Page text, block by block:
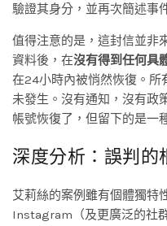
驗證其身分，並再次簡述事
值得注意的是，這封信並非
資料後，在沒有得到任何具
在24小時內被悄然恢復。所
未發生。沒有通知，沒有政
帳號恢復了，但留下的是一
深度分析：誤判的
艾莉絲的案例雖有個體獨特
Instagram（及更廣泛的社